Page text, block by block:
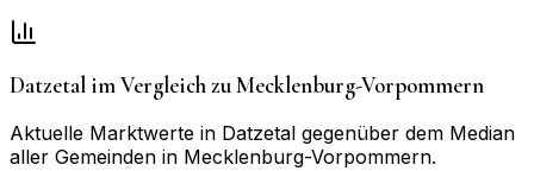
Datzetal im Vergleich zuMecklenburg-Vorpommern
Aktuelle Marktwerte in Datzetal gegenüber dem Median
aller Gemeinden in Mecklenburg-Vorpommern.